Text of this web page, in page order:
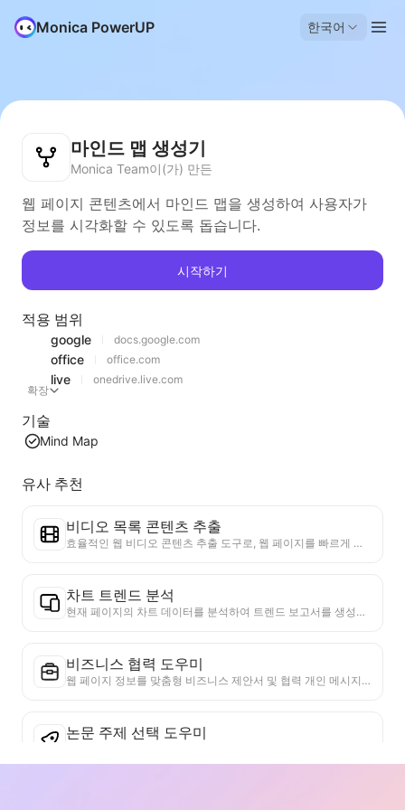
Monica PowerUP 한국어
마인드 맵 생성기
Monica Team이(가) 만든
웹 페이지 콘텐츠에서 마인드 맵을 생성하여 사용자가
정보를 시각화할 수 있도록 돕습니다.
시작하기
적용 범위
google docs.google.com
office office.com
live
onedrive.live.com
확장
기술
Mind Map
유사 추천
비디오 목록 콘텐츠 추출
효율적인 웹 비디오 콘텐츠 추출 도구로, 웹 페이지를 빠르게 스캔하고 비디오 정보를 구조화된 Markdown 표로 정리할 수 있습니다.
차트 트렌드 분석
현재 페이지의 차트 데이터를 분석하여 트렌드 보고서를 생성합니다. 인기 카테고리, 빠르게 상승하는 제품 유형 및 신흥 기술을 식별합니다. 즉각적인 시장 통찰력을 제공하여 최신 제품 트렌드와 시장 동향을 이해하는 데 도움을 줍니다.
비즈니스 협력 도우미
웹 페이지 정보를 맞춤형 비즈니스 제안서 및 협력 개인 메시지로 변환하고, 준비된 템플릿과 후속 가이드를 제공하여 협업 프로세스를 간소화합니다.
논문 주제 선택 도우미